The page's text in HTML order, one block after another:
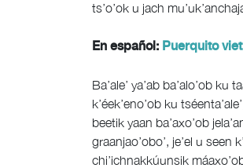
ts’o’ok u jach
En español: Puerquito
Ba’ale’ ya’ab ba’alo’ob
k’éek’eno’ob ku
beetik yaan ba’axo’ob
graanjao’obo’, je’el u seen
chi’ichnakkúunsik